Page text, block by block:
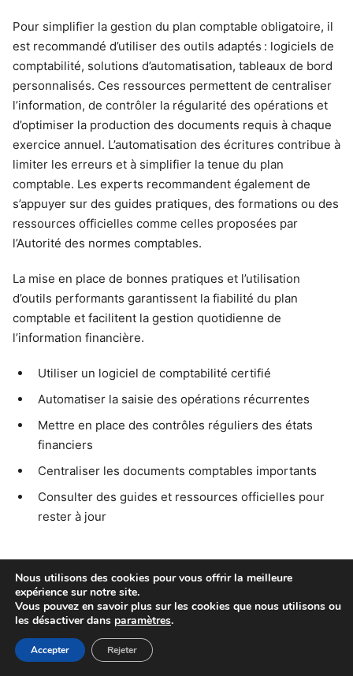
Pour simplifier la gestion du plan comptable obligatoire, il
est recommandé d’utiliser des outils adaptés : logiciels de
comptabilité, solutions d’automatisation, tableaux de bord
personnalisés. Ces ressources permettent de centraliser
l’information, de contrôler la régularité des opérations et
d’optimiser la production des documents requis à chaque
exercice annuel. L’automatisation des écritures contribue à
limiter les erreurs et à simplifier la tenue du plan
comptable. Les experts recommandent également de
s’appuyer sur des guides pratiques, des formations ou des
ressources officielles comme celles proposées par
l’Autorité des normes comptables.
La mise en place de bonnes pratiques et l’utilisation
d’outils performants garantissent la fiabilité du plan
comptable et facilitent la gestion quotidienne de
l’information financière.
Utiliser un logiciel de comptabilité certifié
Automatiser la saisie des opérations récurrentes
Mettre en place des contrôles réguliers des états
financiers
Centraliser les documents comptables importants
Consulter des guides et ressources officielles pour
rester à jour
FAQ – Questions fréquentes sur
comprendre le plan comptable
obligatoire
Qui doit appliquer le plan comptable obligatoire ?
Nous utilisons des cookies pour vous offrir la meilleure
expérience sur notre site.
Vous pouvez en savoir plus sur les cookies que nous utilisons ou
les désactiver dans paramètres.
Accepter Rejeter